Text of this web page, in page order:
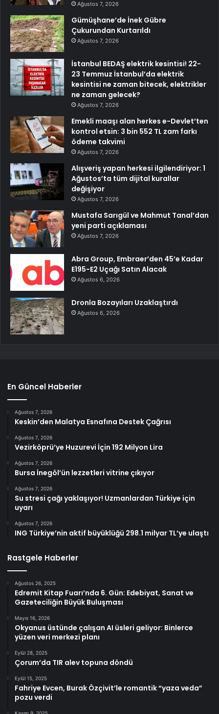
Ağustos 7, 2026
Gümüşhane’de İnek Gübre
Çukurundan Kurtarıldı
Ağustos 7, 2026
İstanbul BEDAŞ elektrik kesintisi! 22-
23 Temmuz İstanbul’da elektrik
kesintisi ne zaman bitecek, elektrikler
ne zaman gelecek?
Ağustos 7, 2026
Emekli maaşı alan herkes e-Devlet’ten
kontrol etsin: 3 bin 552 TL zam farkı
ödeme takvimi
Ağustos 7, 2026
Alışveriş yapan herkesi ilgilendiriyor: 1
Ağustos’ta tüm dijital kurallar
değişiyor
Ağustos 7, 2026
Mustafa Sarıgül ve Mahmut Tanal’dan
yeni parti açıklaması
Ağustos 7, 2026
Abra Group, Embraer’den 45’e Kadar
E195-E2 Uçağı Satın Alacak
Ağustos 6, 2026
Dronla Bozayıları Uzaklaştırdı
Ağustos 6, 2026
En Güncel Haberler
Ağustos 7, 2026
Keskin’den Malatya Esnafına Destek Çağrısı
Ağustos 7, 2026
Vezirköprü’ye Huzurevi İçin 192 Milyon Lira
Ağustos 7, 2026
Bursa İnegöl’ün lezzetleri vitrine çıkıyor
Ağustos 7, 2026
Su stresi çağı yaklaşıyor! Uzmanlardan Türkiye için
uyarı
Ağustos 7, 2026
ING Türkiye’nin aktif büyüklüğü 298.1 milyar TL’ye ulaştı
Rastgele Haberler
Ağustos 26, 2025
Edremit Kitap Fuarı’nda 6. Gün: Edebiyat, Sanat ve
Gazeteciliğin Büyük Buluşması
Mayıs 16, 2026
Okyanus üstünde çalışan AI üsleri geliyor: Binlerce
yüzen veri merkezi planı
Eylül 28, 2025
Çorum’da TIR alev topuna döndü
Eylül 15, 2025
Fahriye Evcen, Burak Özçivit’le romantik “yaza veda”
pozu verdi